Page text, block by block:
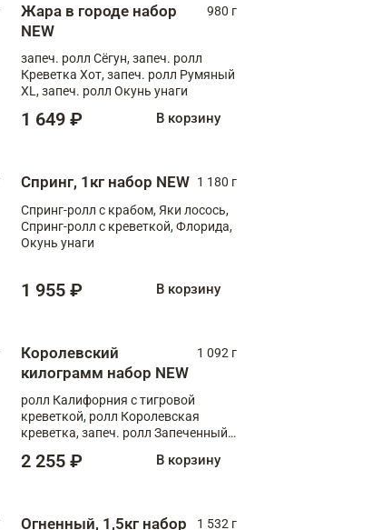
Жара в городе набор
NEW
980 г
запеч. ролл Сёгун, запеч. ролл
Креветка Хот, запеч. ролл Румяный
XL, запеч. ролл Окунь унаги
1 649 ₽ В корзину
Спринг, 1кг набор NEW 1 180 г
Спринг-ролл с крабом, Яки лосось,
Спринг-ролл с креветкой, Флорида,
Окунь унаги
1 955 ₽ В корзину
Королевский
килограмм набор NEW
1 092 г
ролл Калифорния с тигровой
креветкой, ролл Королевская
креветка, запеч. ролл Запеченный
XL, запеч. ролл Крабик Хот
2 255 ₽ В корзину
Огненный, 1,5кг набор
1 532 г